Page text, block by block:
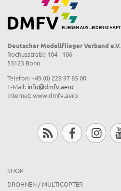
Deutscher Modellflieger Verband e.V.
Rochusstraße 104 - 106
53123 Bonn
Telefon: +49 (0) 228 97 85 00
E-Mail: info@dmfv.aero
Internet: www.dmfv.aero
SHOP
DROHNEN / MULTICOPTER